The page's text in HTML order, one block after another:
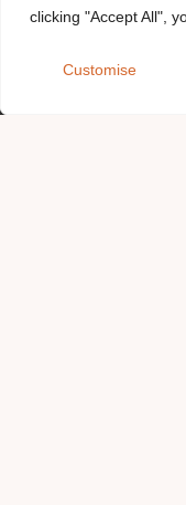
clicking "Accept All",
Customise